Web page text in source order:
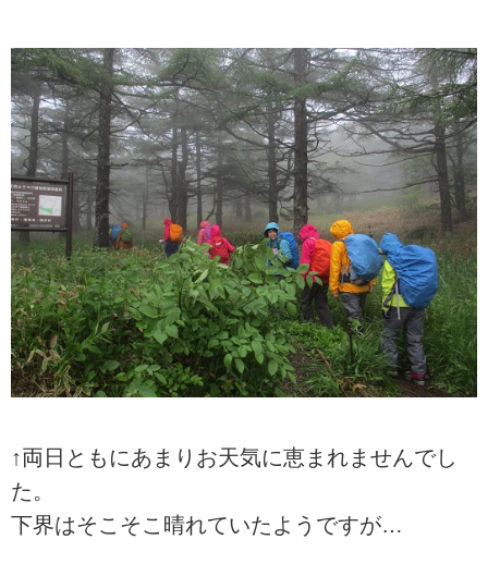
↑両日ともにあまりお天気に恵まれませんでし
た。
下界はそこそこ晴れていたようですが…